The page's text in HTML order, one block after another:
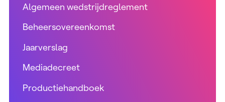
Algemeen wedstrijdreglement
Beheersovereenkomst
Jaarverslag
Mediadecreet
Productiehandboek